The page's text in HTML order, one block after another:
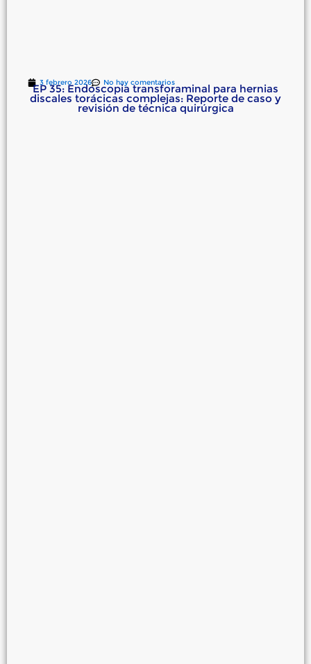
3 febrero 2026 No hay comentarios
EP 35: Endoscopia transforaminal para hernias
discales torácicas complejas: Reporte de caso y
revisión de técnica quirúrgica